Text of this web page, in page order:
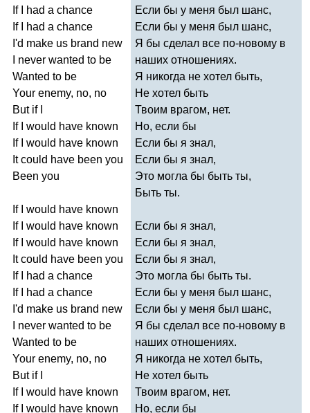
If
had a chance
If
had a chance
I'd make us brand new
never wanted to be
Wanted to be
Your enemy, no, no
But if
If
would have known
If
would have known
It could have been you
Been you
If would have known
If
would have known
If
would have known
It could have been you
If
had a chance
If
had a chance
I'd make us brand new
never wanted to be
Wanted to be
Your enemy, no, no
But if
If
would have known
If
would have known
Если бы у меня был шанс,
Если бы у меня был шанс,
Я бы сделал все по-новому в
наших отношениях.
Я никогда не хотел быть,
Не хотел быть
Твоим врагом, нет.
Но, если бы
Если бы я знал,
Если бы я знал,
Это могла бы быть ты,
Быть ты.
Если бы я знал,
Если бы я знал,
Если бы я знал,
Это могла бы быть ты.
Если бы у меня был шанс,
Если бы у меня был шанс,
Я бы сделал все по-новому в
наших отношениях.
Я никогда не хотел быть,
Не хотел быть
Твоим врагом, нет.
Но, если бы